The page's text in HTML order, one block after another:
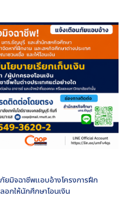
มิจฉาชีพแอบอ้างโครงการฝึก
อกให้นักศึกษาโอนเงิน